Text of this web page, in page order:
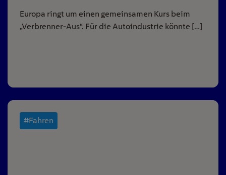
Europa ringt um einen gemeinsamen Kurs beim
„Verbrenner-Aus“. Für die Autoindustrie könnte […]
#Fahren